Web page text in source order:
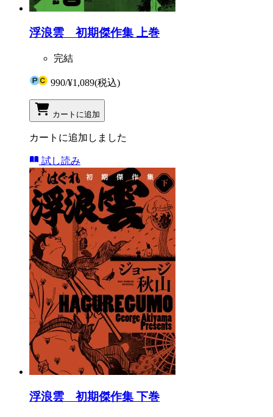
浮浪雲 初期傑作集 上巻
完結
990/¥1,089(税込)
カートに追加
カートに追加しました
試し読み
浮浪雲 初期傑作集 下巻